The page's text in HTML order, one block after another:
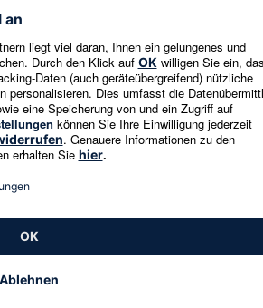
E-Mail-Adresse eingeben
Es gelten die Datenschutzrichtlinienund die
Kundenbewertung